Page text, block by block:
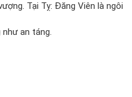
Tại Tỵ: Đăng Viên là ngôi
an táng.